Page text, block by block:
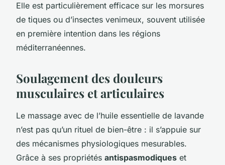
Elle est particulièrement efficace sur les morsures
de tiques ou d’insectes venimeux, souvent utilisée
en première intention dans les régions
méditerranéennes.
Soulagement des douleurs
musculaires et articulaires
Le massage avec de l’huile essentielle de lavande
n’est pas qu’un rituel de bien-être : il s’appuie sur
des mécanismes physiologiques mesurables.
Grâce à ses propriétés antispasmodiques et